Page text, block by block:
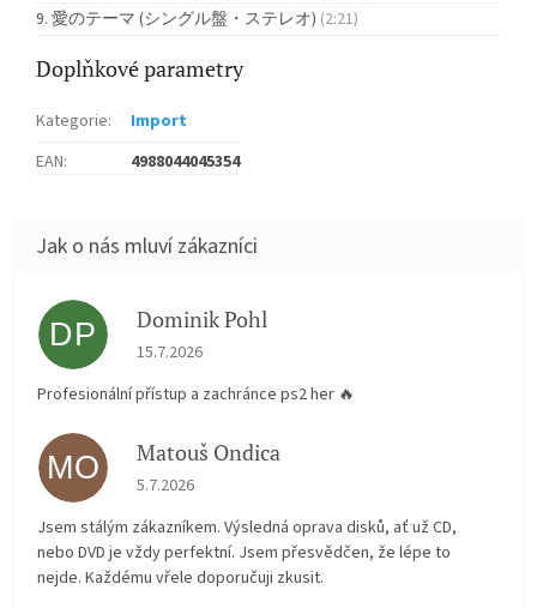
愛のテーマ (シングル盤・ステレオ) (2:21)
Doplňkové parametry
Kategorie:
Import
EAN: 4988044045354
DP Dominik Pohl
Hodnocení obchodu je 5 z 5 hvězdiček.
15.7.2026
Profesionální přístup a zachránce ps2 her 🔥
MO Matouš Ondica
Hodnocení obchodu je 5 z 5 hvězdiček.
5.7.2026
Jsem stálým zákazníkem. Výsledná oprava disků, ať už CD,
nebo DVD je vždy perfektní. Jsem přesvědčen, že lépe to
nejde. Každému vřele doporučuji zkusit.